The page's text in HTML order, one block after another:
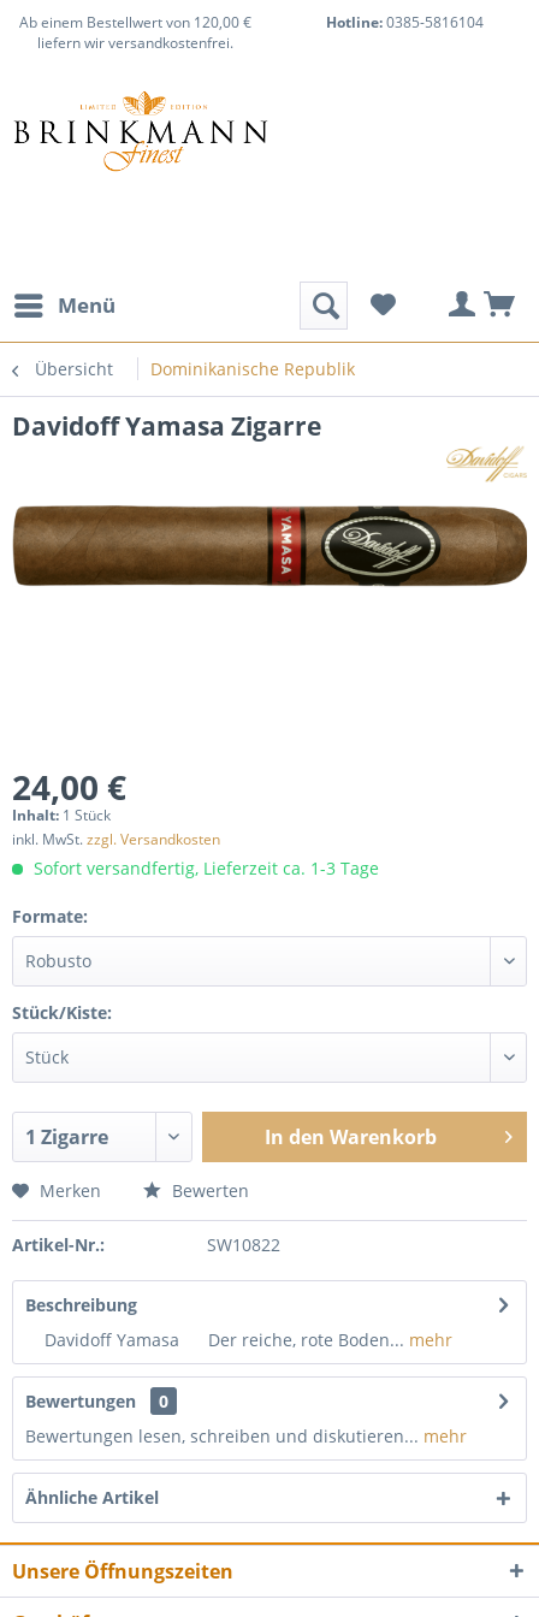
Ab einem Bestellwert von 120,00 €
liefern wir versandkostenfrei.
Hotline:0385-5816104
Menü
Übersicht Dominikanische Republik
Davidoff Yamasa Zigarre
24,00 €
Inhalt: 1 Stück
inkl. MwSt.zzgl. Versandkosten
Sofort versandfertig, Lieferzeit ca. 1-3 Tage
Formate:
Stück/Kiste:
In den Warenkorb
Merken Bewerten
Artikel-Nr.: SW10822
Beschreibung
Davidoff Yamasa Der reiche, rote Boden... mehr
Bewertungen
0
Bewertungen lesen, schreiben und diskutieren... mehr
Ähnliche Artikel
Unsere Öffnungszeiten